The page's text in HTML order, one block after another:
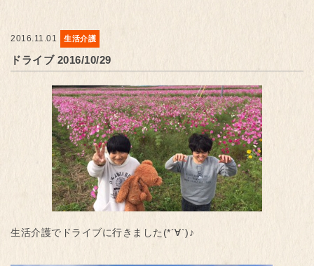
2016.11.01 生活介護
ドライブ 2016/10/29
生活介護でドライブに行きました(*´∀`)♪